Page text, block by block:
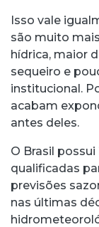
Isso vale
são muito
hídrica, maior
sequeiro e
institucional.
acabam
antes deles.
O Brasil
qualificadas
previsões
nas últimas